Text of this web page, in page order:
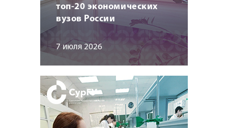
топ-20 экономических
вузов России
7 июля 2026